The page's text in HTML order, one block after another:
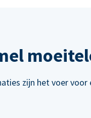
zijn het voer